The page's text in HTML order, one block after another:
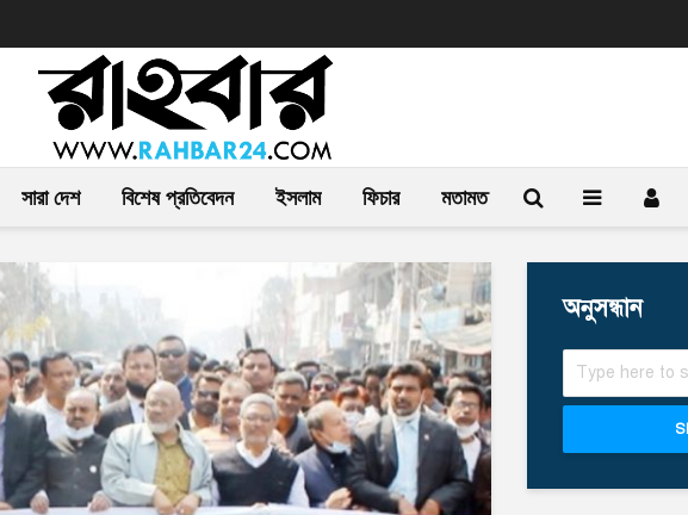
সারা দেশ বিশেষ প্রতিবেদন ইসলাম ফিচার মতামত
অনুসন্ধান